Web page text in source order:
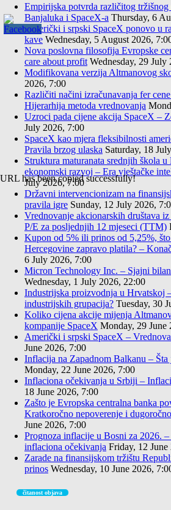
URL has been copied successfully!
Empirijska potvrda različitog
Banjaluka i SpaceX-a Thursday, 6
Američki i srpski SpaceX ponovo u
kave Wednesday, 5 August 2026,
Nova poslovna filosofija Evropske
care about profit Wednesday, 29 July
Modifikovana verzija Altmanovog
2026, 7:00
Različiti načini izračunavanja fer
Hijerarhija metoda vrednovanja
Uzroci pada cijene akcija SpaceX –
July 2026, 7:00
SpaceX kao mjera fleksibilnosti
Pravila brzog ulaska Saturday, 18
Struktura maturanata srednjih škola
ekonomski razvoj – Era vještačke
July 2026, 7:00
Državni intervencionizam na
pravila igre Sunday, 12 July 2026,
Vrednovanje akcionarskih društava
P/E za posljednjih 12 mjeseci (TTM)
Kupon od 5% ili prinos od 5,25%,
Hercegovine zapravo platila? –
6 July 2026, 7:00
Micron Technology Inc. – Sjajni
Wednesday, 1 July 2026, 22:00
Industrijska proizvodnja u Hrvatskoj
industrijskih grupacija? Tuesday, 30
Koliko cijena akcije mijenja
kompanije SpaceX Monday, 29 June
Američki i srpski SpaceX –
June 2026, 7:00
Inflacija na Zapadnom Balkanu –
Monday, 22 June 2026, 7:00
Inflaciona očekivanja u Srbiji –
18 June 2026, 7:00
Zašto je Evropska centralna banka
Kratkoročno nepoverenje i
June 2026, 7:00
Prognoza inflacije u Bosni za 2026.
inflaciona očekivanja Friday, 12
Zarade na finansijskom tržištu
prinos Wednesday, 10 June 2026,
čitanost objava